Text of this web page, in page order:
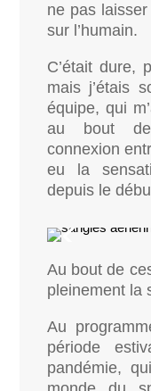
ne pas
sur l’humain.
C’était dure,
mais j’étais
équipe, qui
au bout de
connexion
eu la
depuis le
Au bout de
pleinement la
Au
période
pandémie,